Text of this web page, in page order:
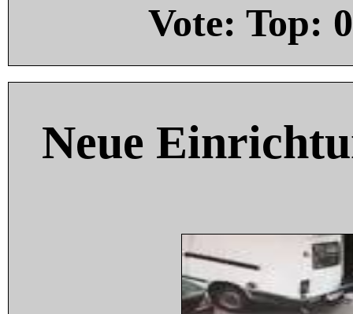
Vote: Top: 0
Neue